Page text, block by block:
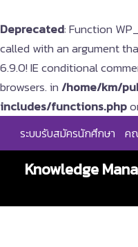
Deprecated: Function
called with an argument
6.9.0! IE conditional
browsers. in/home/km/
includes/functions.php
content
ระบบรับสมัครนักศึกษา ค
Knowledge